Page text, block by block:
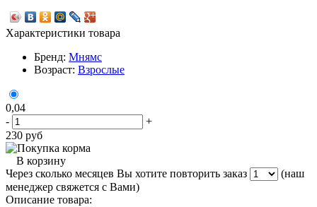
Характеристики товара
Бренд: Мнямс
Возраст: Взрослые
0,04
-
+
230 руб
В корзину
Через сколько месяцев Вы хотите повторить заказ
(наш
менеджер свяжется с Вами)
Описание товара: